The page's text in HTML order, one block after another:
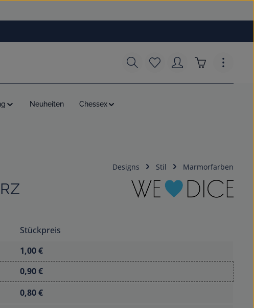
Du hast 0 Produkte auf
Warenkorb
Neuheiten Chessex
Designs Stil Marmorfarben
Stückpreis
1,00 €
0,90 €
0,80 €